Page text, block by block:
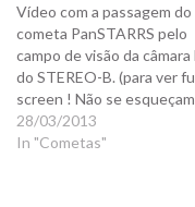
Vídeo com a passagem do
cometa PanSTARRS pelo
campo de visão da câmara
do STEREO-B. (para ver
screen ! Não se esqueçam
de ajustar a qualidade para
720HD ! )
28/03/2013
In "Cometas"